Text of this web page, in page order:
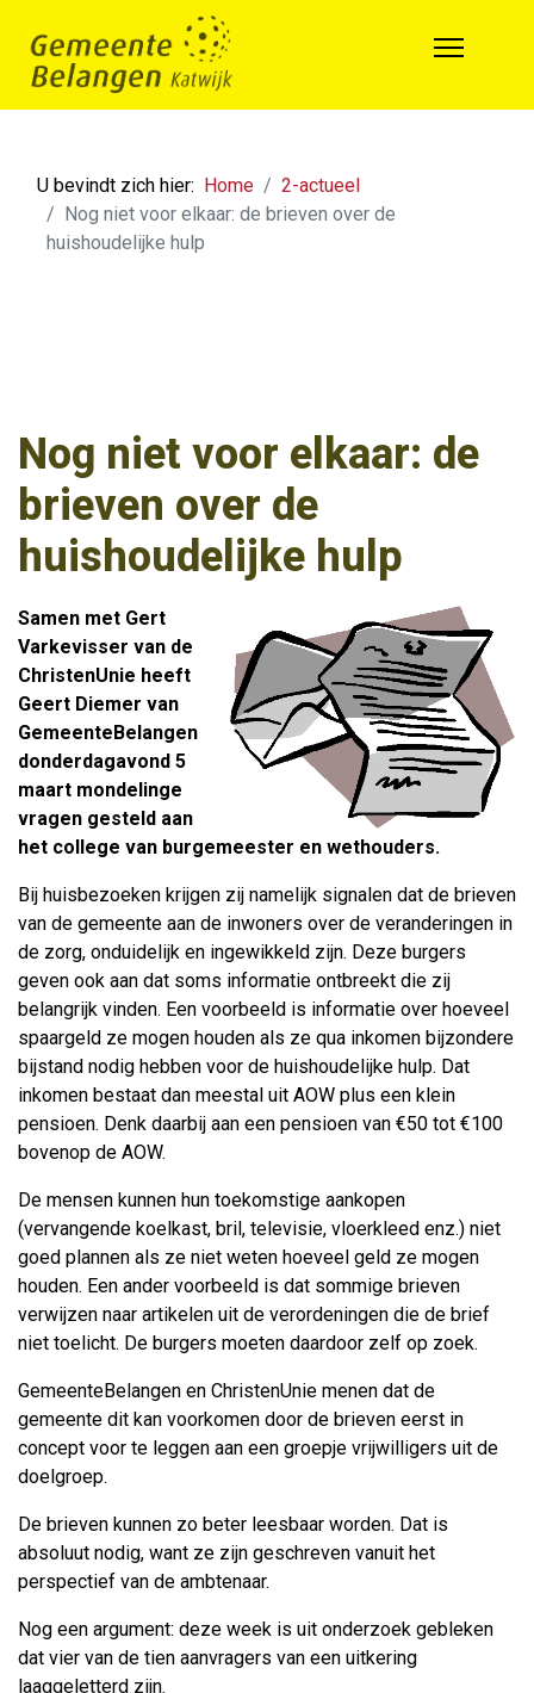
U bevindt zich hier: Home
2-actueel
Nog niet voor elkaar: de brieven over de
huishoudelijke hulp
Nog niet voor elkaar: de
brieven over de
huishoudelijke hulp
Samen met Gert
Varkevisser van de
ChristenUnie heeft
Geert Diemer van
GemeenteBelangen
donderdagavond 5
maart mondelinge
vragen gesteld aan
het college van burgemeester en wethouders.
Bij huisbezoeken krijgen zij namelijk signalen dat de brieven
van de gemeente aan de inwoners over de veranderingen in
de zorg, onduidelijk en ingewikkeld zijn. Deze burgers
geven ook aan dat soms informatie ontbreekt die zij
belangrijk vinden. Een voorbeeld is informatie over hoeveel
spaargeld ze mogen houden als ze qua inkomen bijzondere
bijstand nodig hebben voor de huishoudelijke hulp. Dat
inkomen bestaat dan meestal uit AOW plus een klein
pensioen. Denk daarbij aan een pensioen van €50 tot €100
bovenop de AOW.
De mensen kunnen hun toekomstige aankopen
(vervangende koelkast, bril, televisie, vloerkleed enz.) niet
goed plannen als ze niet weten hoeveel geld ze mogen
houden. Een ander voorbeeld is dat sommige brieven
verwijzen naar artikelen uit de verordeningen die de brief
niet toelicht. De burgers moeten daardoor zelf op zoek.
GemeenteBelangen en ChristenUnie menen dat de
gemeente dit kan voorkomen door de brieven eerst in
concept voor te leggen aan een groepje vrijwilligers uit de
doelgroep.
De brieven kunnen zo beter leesbaar worden. Dat is
absoluut nodig, want ze zijn geschreven vanuit het
perspectief van de ambtenaar.
Nog een argument: deze week is uit onderzoek gebleken
dat vier van de tien aanvragers van een uitkering
laaggeletterd zijn.